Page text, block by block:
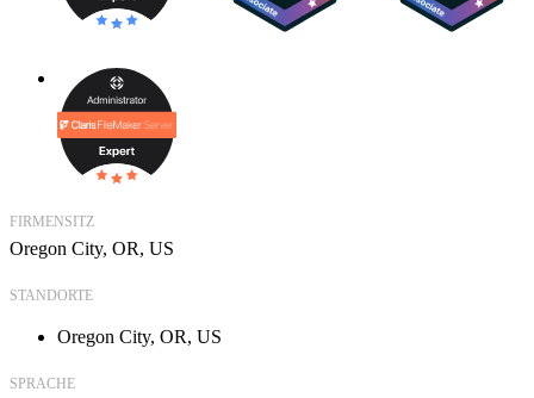
FIRMENSITZ
Oregon City, OR, US
STANDORTE
Oregon City, OR, US
SPRACHE